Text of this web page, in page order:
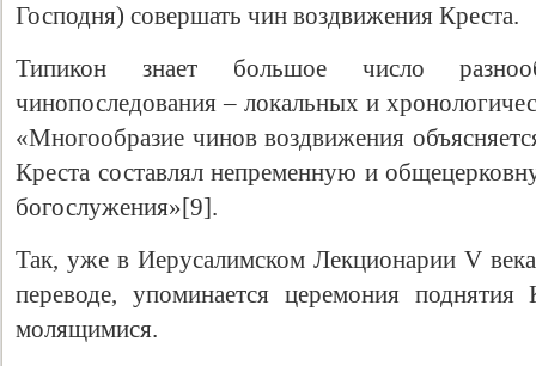
Господня) совершать чин воздвижения Креста.
Типикон знает большое число
чинопоследования – локальных и
«Многообразие чинов воздвижения
Креста составлял непременную и
богослужения»[9].
Так, уже в Иерусалимском Лекционарии V
переводе, упоминается церемония
молящимися.